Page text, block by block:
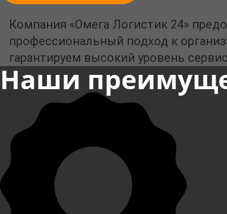
Компания «Омега Логистик 24»
профессиональный подход к
гарантируем высокий уровень
Наши